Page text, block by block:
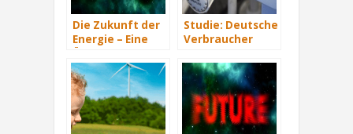
Die Zukunft der
Energie – Eine
Studie: Deutsche
Verbraucher
Hunderte Euro
an Heizkosten